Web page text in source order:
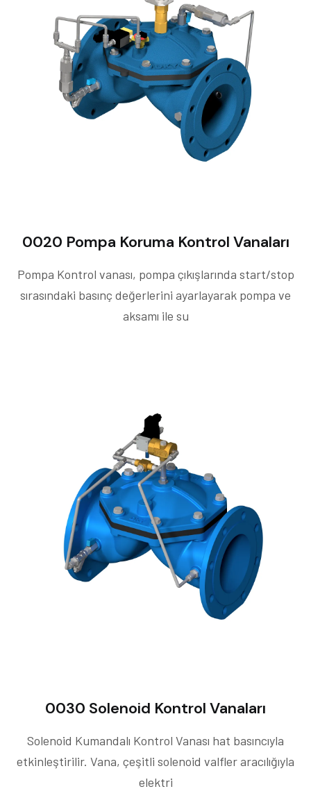
0020 Pompa Koruma Kontrol Vanaları
Pompa Kontrol vanası, pompa çıkışlarında start/stop
sırasındaki basınç değerlerini ayarlayarak pompa ve
aksamı ile su
0030 Solenoid Kontrol Vanaları
Solenoid Kumandalı Kontrol Vanası hat basıncıyla
etkinleştirilir. Vana, çeşitli solenoid valfler aracılığıyla
elektri